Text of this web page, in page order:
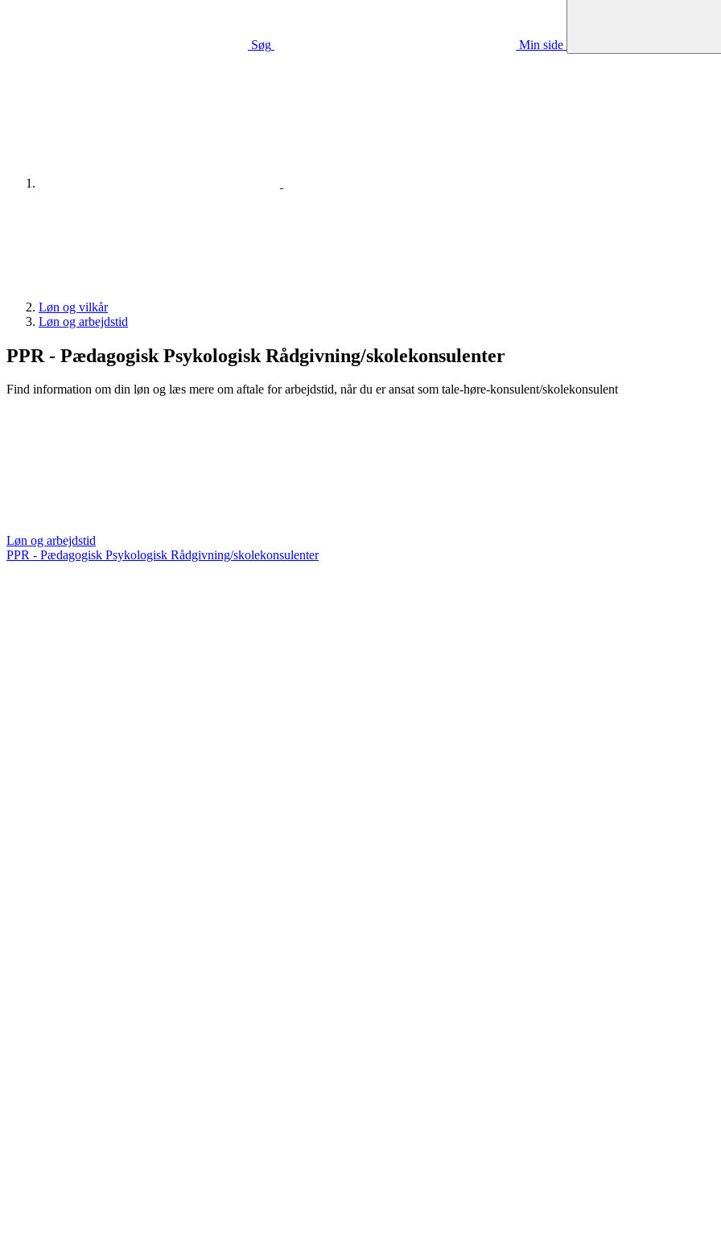
Søg Min side
Løn og vilkår
Løn og arbejdstid
PPR - Pædagogisk Psykologisk Rådgivning/skolekonsulenter
Find information om din løn og læs mere om aftale for arbejdstid, når du er ansat som tale-høre-konsulent/skolekonsulent
Løn og arbejdstid
PPR - Pædagogisk Psykologisk Rådgivning/skolekonsulenter